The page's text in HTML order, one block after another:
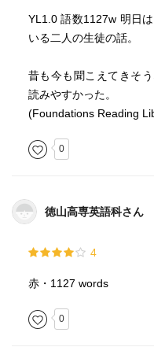
YL1.0 語数1127w 明日
いる二人の生徒の話。
昔も今も聞こえてきそ
読みやすかった。
(Foundations Reading
0
徳山高専英語科さん
4
赤・1127 words
0